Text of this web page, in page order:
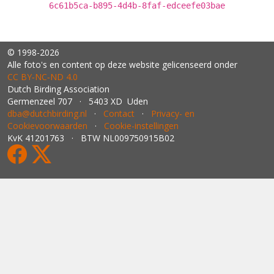
6c61b5ca-b895-4d4b-8faf-edceefe03bae
© 1998-2026
Alle foto's en content op deze website gelicenseerd onder
CC BY‑NC‑ND 4.0
Dutch Birding Association
Germenzeel 707 · 5403 XD Uden
dba@dutchbirding.nl · Contact · Privacy- en
Cookievoorwaarden · Cookie-instellingen
KvK 41201763 · BTW NL009750915B02